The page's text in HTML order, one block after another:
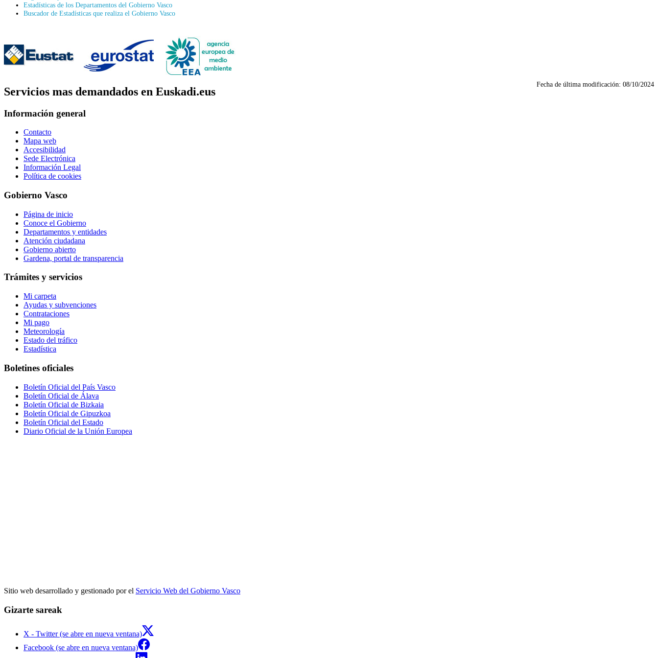
Estadísticas de los Departamentos del Gobierno Vasco
Buscador de Estadísticas que realiza el Gobierno Vasco
Fecha de última modificación: 08/10/2024
Servicios mas demandados en Euskadi.eus
Información general
Contacto
Mapa web
Accesibilidad
Sede Electrónica
Información Legal
Política de cookies
Gobierno Vasco
Página de inicio
Conoce el Gobierno
Departamentos y entidades
Atención ciudadana
Gobierno abierto
Gardena, portal de transparencia
Trámites y servicios
Mi carpeta
Ayudas y subvenciones
Contrataciones
Mi pago
Meteorología
Estado del tráfico
Estadística
Boletines oficiales
Boletín Oficial del País Vasco
Boletín Oficial de Álava
Boletín Oficial de Bizkaia
Boletín Oficial de Gipuzkoa
Boletín Oficial del Estado
Diario Oficial de la Unión Europea
Sitio web desarrollado y gestionado por el Servicio Web del Gobierno Vasco
Gizarte sareak
X - Twitter (se abre en nueva ventana)
Facebook (se abre en nueva ventana)